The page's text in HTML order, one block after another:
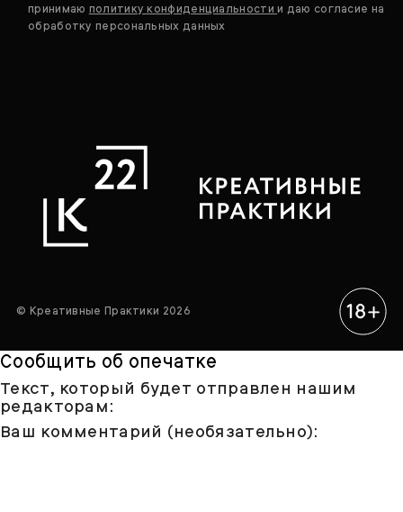
принимаю политику конфиденциальностии даю согласие на
обработку персональных данных
© Креативные Практики 2026
Сообщить об опечатке
Текст, который будет отправлен нашим
редакторам:
Ваш комментарий (необязательно):